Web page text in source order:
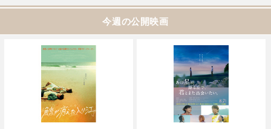
今週の公開映画